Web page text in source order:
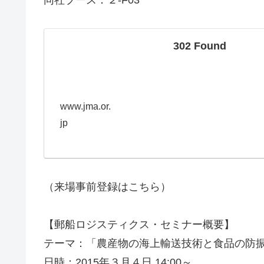
302 Found
www.jma.or.
jp
（来場事前登録はこちら）
【郵船ロジスティクス・セミナー概要】
テーマ：「農産物の海上輸送技術と食品の防